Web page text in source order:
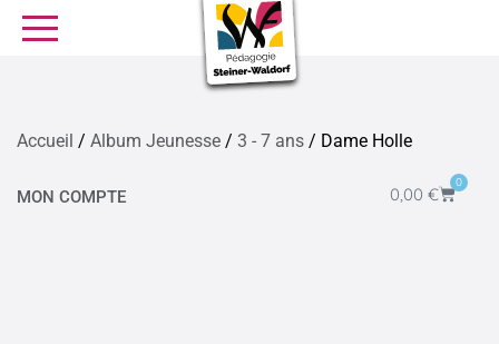
SE FORMER
Accueil / Album Jeunesse / 3 - 7 ans / Dame Holle
MON COMPTE 0,00 €
0